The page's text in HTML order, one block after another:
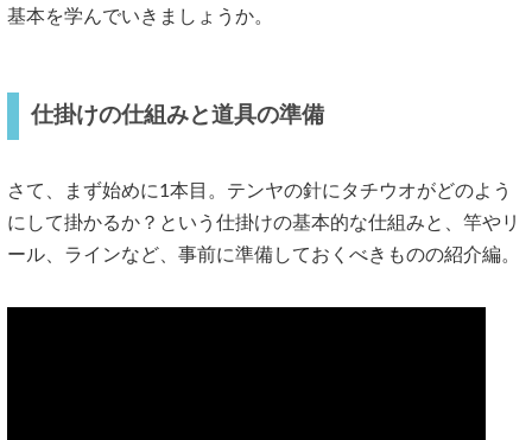
基本を学んでいきましょうか。
仕掛けの仕組みと道具の準備
さて、まず始めに1本目。テンヤの針にタチウオがどのよう
にして掛かるか？という仕掛けの基本的な仕組みと、竿やリ
ール、ラインなど、事前に準備しておくべきものの紹介編。